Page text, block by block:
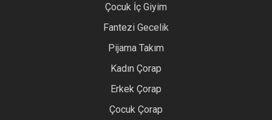
Çocuk İç Giyim
Fantezi Gecelik
Pijama Takım
Kadın Çorap
Erkek Çorap
Çocuk Çorap